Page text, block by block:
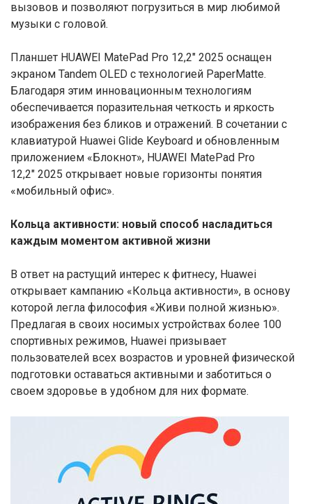
вызовов и позволяют погрузиться в мир любимой
музыки с головой.
Планшет HUAWEI MatePad Pro 12,2″ 2025 оснащен
экраном Tandem OLED с технологией PaperMatte.
Благодаря этим инновационным технологиям
обеспечивается поразительная четкость и яркость
изображения без бликов и отражений. В сочетании с
клавиатурой Huawei Glide Keyboard и обновленным
приложением «Блокнот», HUAWEI MatePad Pro
12,2″ 2025 открывает новые горизонты понятия
«мобильный офис».
Кольца активности: новый способ насладиться
каждым моментом активной жизни
В ответ на растущий интерес к фитнесу, Huawei
открывает кампанию «Кольца активности», в основу
которой легла философия «Живи полной жизнью».
Предлагая в своих носимых устройствах более 100
спортивных режимов, Huawei призывает
пользователей всех возрастов и уровней физической
подготовки оставаться активными и заботиться о
своем здоровье в удобном для них формате.